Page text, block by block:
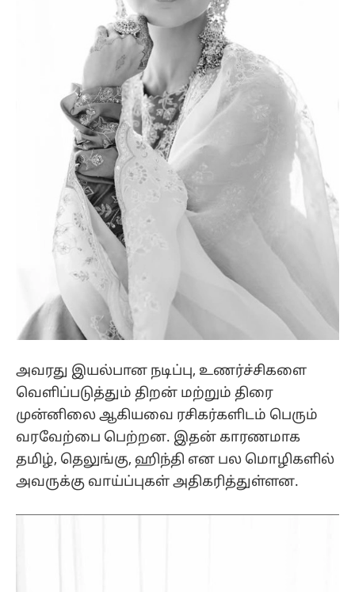
அவரது இயல்பான நடிப்பு, உணர்ச்சிகளை
வெளிப்படுத்தும் திறன் மற்றும் திரை
முன்னிலை ஆகியவை ரசிகர்களிடம் பெரும்
வரவேற்பை பெற்றன. இதன் காரணமாக
தமிழ், தெலுங்கு, ஹிந்தி என பல மொழிகளில்
அவருக்கு வாய்ப்புகள் அதிகரித்துள்ளன.